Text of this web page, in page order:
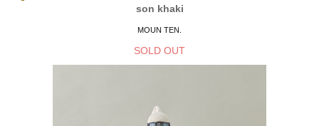
son khaki
MOUN TEN.
SOLD OUT